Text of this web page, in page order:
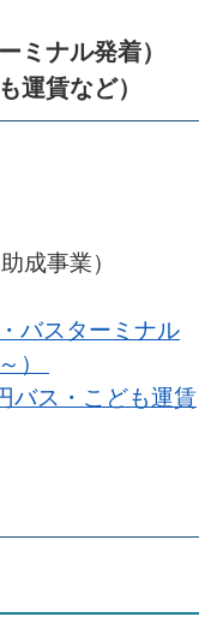
ミナル発着）
運賃など）
成事業）
バスターミナル
）
バス・こども運賃